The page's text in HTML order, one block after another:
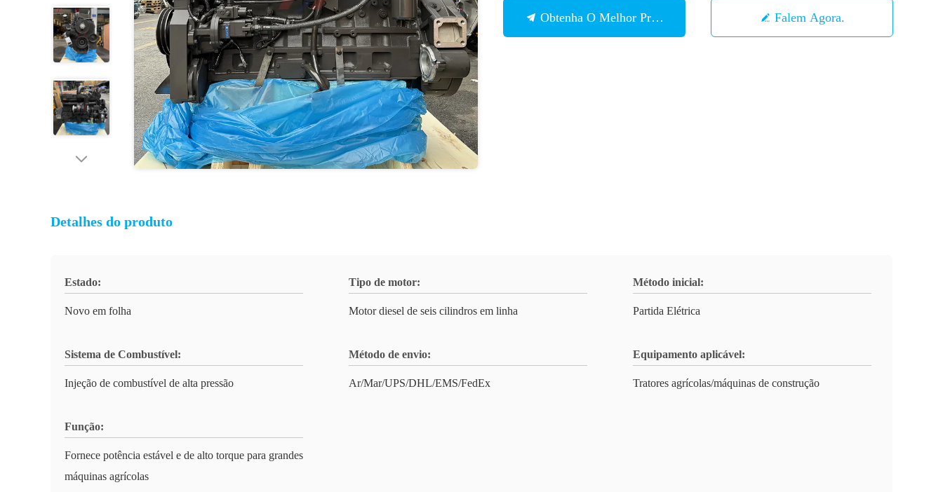
Obtenha O Melhor Preço Falem Agora.
Detalhes do produto
Estado:
Novo em folha
Tipo de motor:
Motor diesel de seis cilindros em linha
Método inicial:
Partida Elétrica
Sistema de Combustível:
Injeção de combustível de alta pressão
Método de envio:
Ar/Mar/UPS/DHL/EMS/FedEx
Equipamento aplicável:
Tratores agrícolas/máquinas de construção
Função:
Fornece potência estável e de alto torque para grandes
máquinas agrícolas